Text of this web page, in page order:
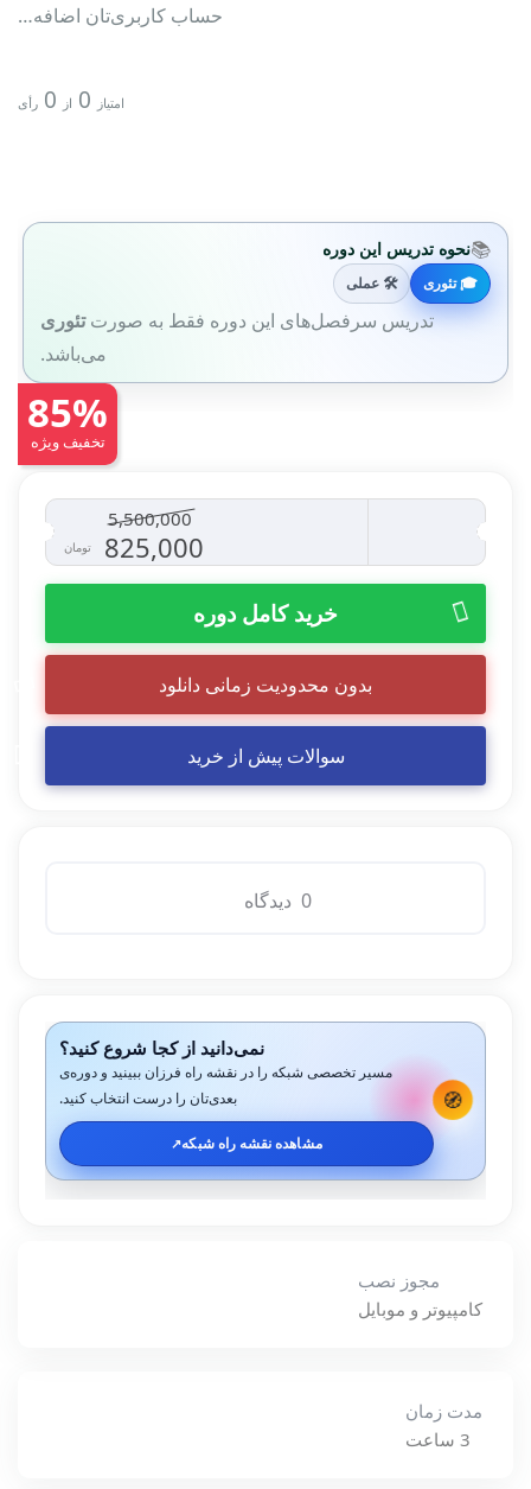
حساب کاربری‌تان اضافه…
امتیاز 0 از 0 رأی
📚نحوه تدریس این دوره
🎓 تئوری 🛠 عملی
تدریس سرفصل‌های این دوره فقط به صورتتئوری
می‌باشد.
85%
تخفیف ویژه
5,500,000
قیمت
اصلی
5,500,000 تومان
بود.
825,000 تومان
قیمت
فعلی
است.
خرید کامل دوره
بدون محدودیت زمانی دانلود
سوالات پیش از خرید
0 دیدگاه
🧭
نمی‌دانید از کجا شروع کنید؟
مسیر تخصصی شبکه را در نقشه راه فرزان ببینید و دوره‌ی
بعدی‌تان را درست انتخاب کنید.
مشاهده نقشه راه شبکه↗️
مجوز نصب
کامپیوتر و موبایل
مدت زمان
3 ساعت